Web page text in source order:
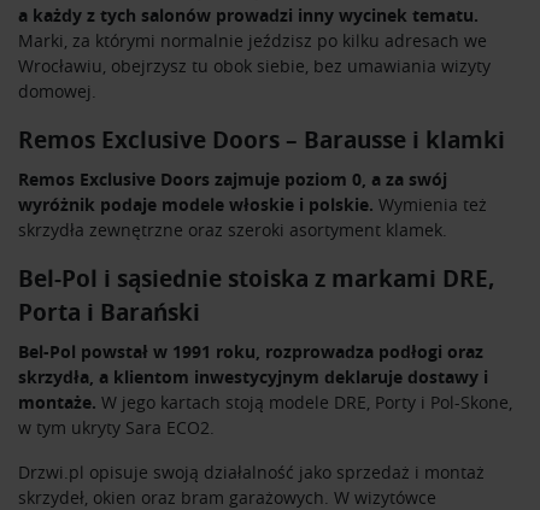
Partnerzy mogą połączyć te informacje z innymi danymi
otrzymanymi od Ciebie lub uzyskanymi podczas
korzystania z ich usług.
a każdy z tych salonów prowadzi inny wycinek tematu.
Marki, za którymi normalnie jeździsz po kilku adresach we
Wrocławiu, obejrzysz tu obok siebie, bez umawiania wizyty
domowej.
Remos Exclusive Doors – Barausse i klamki
Remos Exclusive Doors zajmuje poziom 0, a za swój
wyróżnik podaje modele włoskie i polskie. Wymienia też
skrzydła zewnętrzne oraz szeroki asortyment klamek.
Bel-Pol i sąsiednie stoiska z markami DRE,
Porta i Barański
Bel-Pol powstał w 1991 roku, rozprowadza podłogi oraz
skrzydła, a klientom inwestycyjnym deklaruje dostawy i
montaże. W jego kartach stoją modele DRE, Porty i Pol-Skone,
w tym ukryty Sara ECO2.
Drzwi.pl opisuje swoją działalność jako sprzedaż i montaż
skrzydeł, okien oraz bram garażowych. W wizytówce